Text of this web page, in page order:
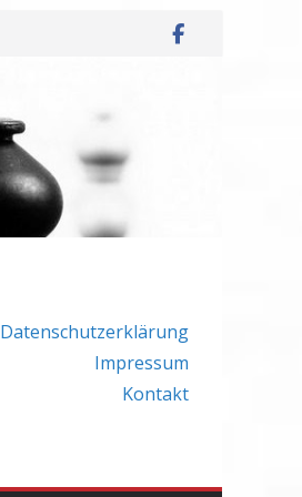
Datenschutzerklärung
Impressum
Kontakt